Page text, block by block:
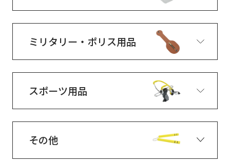
ミリタリー・ポリス用品
スポーツ用品
その他